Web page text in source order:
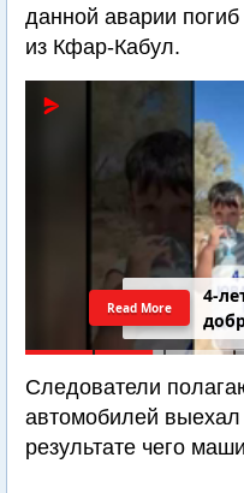
данной аварии
из Кфар-Кабул.
4-
Read More
Следователи
автомобилей
результате чего